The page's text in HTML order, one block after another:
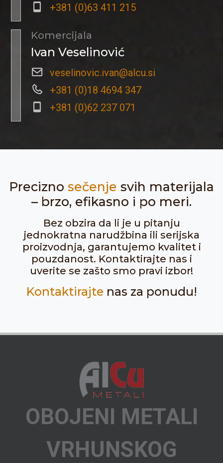
+381 (0)63 411 215
Komercijala
Ivan Veselinović
veselinovic.ivan@alcu.si
+381 (0)18 4694 347
+381 (0)62 237 071
Precizno sečenje svih materijala
– brzo, efikasno i po meri.
Bez obzira da li je u pitanju
jednokratna narudžbina ili serijska
proizvodnja, garantujemo kvalitet i
pouzdanost. Kontaktirajte nas i
uverite se zašto smo pravi izbor!
Kontaktirajtenas za ponudu!
OBOJENI METALI
VRHUNSKOG